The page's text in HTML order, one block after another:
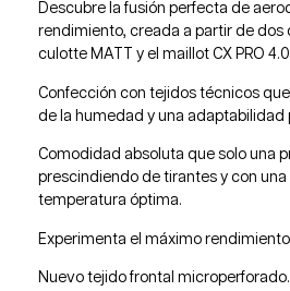
Descubre la fusión perfecta de
rendimiento, creada a partir de dos
culotte MATT y el maillot CX PRO
Confección con tejidos técnicos
de la humedad y una
Comodidad absoluta que solo una
prescindiendo de tirantes y con
temperatura óptima.
Experimenta el máximo
Nuevo tejido frontal microperforado.